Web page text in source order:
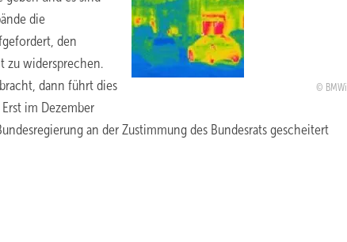
BMWi
die
den
zu widersprechen.
dann führt dies
im Dezember
an der Zustimmung des Bundesrats gescheitert